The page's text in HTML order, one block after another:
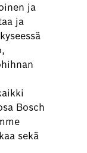
ja
ja
Bosch
sekä